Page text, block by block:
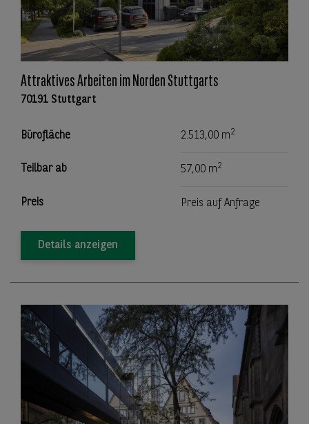
Attraktives Arbeiten im Norden Stuttgarts
70191 Stuttgart
Bürofläche 2.513,00 m2
Teilbar ab 57,00 m2
Preis Preis auf Anfrage
Details anzeigen